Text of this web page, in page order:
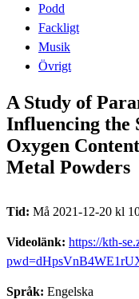
Podd
Fackligt
Musik
Övrigt
A Study of
Influencing the
Oxygen
Metal Powders
Tid: Må 2021-12-20 kl
Videolänk: https://kth-
Språk: Engelska